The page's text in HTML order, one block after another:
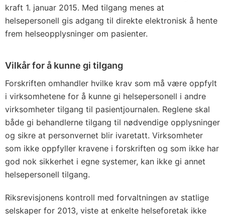
kraft 1. januar 2015. Med tilgang menes at
helsepersonell gis adgang til direkte elektronisk å hente
frem helseopplysninger om pasienter.
Vilkår for å kunne gi tilgang
Forskriften omhandler hvilke krav som må være oppfylt
i virksomhetene for å kunne gi helse­personell i andre
virksomheter tilgang til pasientjournalen. Reglene skal
både gi behandlerne tilgang til nødvendige opplysninger
og sikre at personvernet blir ivaretatt. Virksomheter
som ikke oppfyller kravene i forskriften og som ikke har
god nok sikkerhet i egne systemer, kan ikke gi annet
helse­personell tilgang.
Riksrevisjonens kontroll med forvaltningen av statlige
selskaper for 2013, viste at enkelte helseforetak ikke